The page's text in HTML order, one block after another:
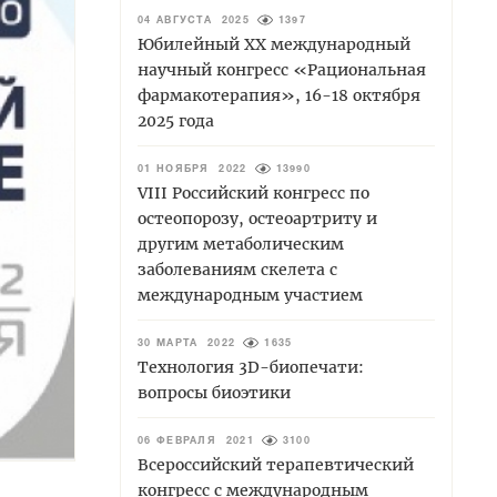
04 АВГУСТА 2025 1397
Юбилейный XХ международный
научный конгресс «Рациональная
фармакотерапия», 16-18 октября
2025 года
01 НОЯБРЯ 2022 13990
VIII Российский конгресс по
остеопорозу, остеоартриту и
другим метаболическим
заболеваниям скелета с
международным участием
30 МАРТА 2022 1635
Технология 3D-биопечати:
вопросы биоэтики
06 ФЕВРАЛЯ 2021 3100
Всероссийский терапевтический
конгресс с международным